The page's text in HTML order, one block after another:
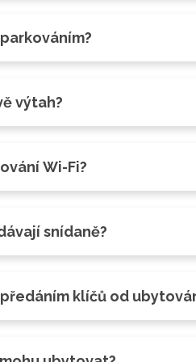
výtah?
Wi-Fi?
snídaně?
klíčů od